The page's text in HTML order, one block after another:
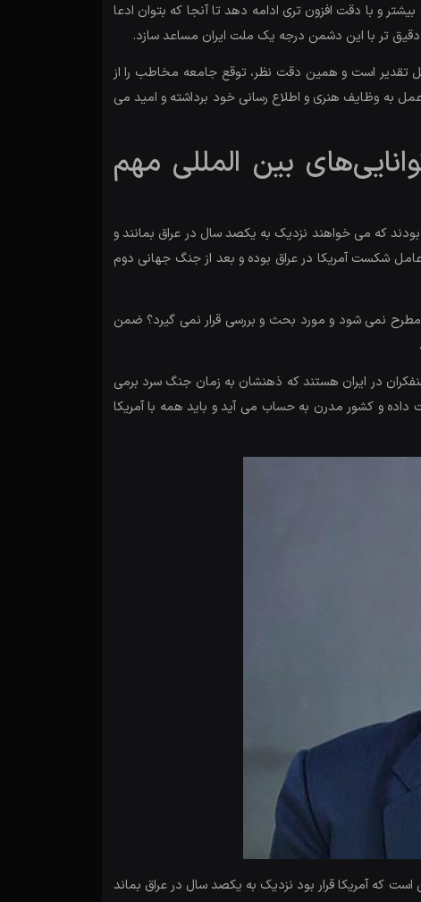
و با دقت افزون تری ادامه دهد تا آنجا که بتوان ادعا
تر با این دشمن درجه یک ملت ایران مساعد سازد.
تقدیر است و همین دقت نظر، توقع جامعه مخاطب را از
به وظایف هنری و اطلاع رسانی خود برداشته و امید می
بین المللی مهم
که می خواهند نزدیک به یکصد سال در عراق بمانند و
عامل شکست آمریکا در عراق بوده و بعد از جنگ جهانی دوم
نمی شود و مورد بحث و بررسی قرار نمی گیرد؟ ضمن
در ایران هستند که ذهنشان به زمان جنگ سرد برمی
و کشور مدرن به حساب می آید و باید همه با آمریکا
که آمریکا قرار بود نزدیک به یکصد سال در عراق بماند